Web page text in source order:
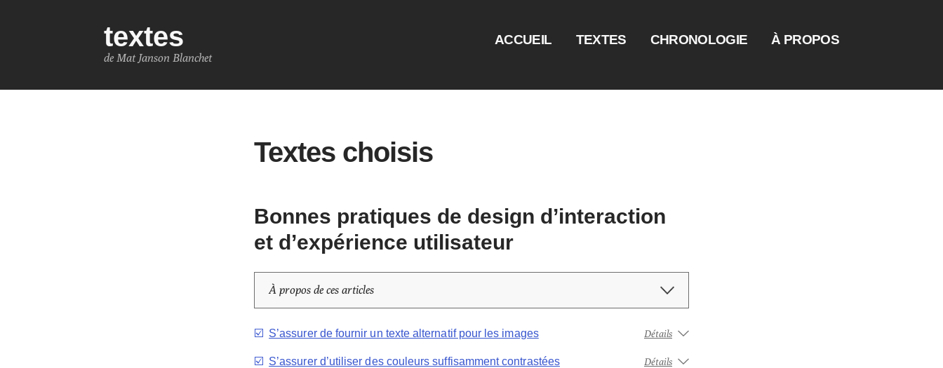
textes
de Mat Janson Blanchet
ACCUEIL TEXTES CHRONOLOGIE À PROPOS
Textes choisis
Bonnes pratiques de design d’interaction
et d’expérience utilisateur
À propos de ces articles
☑️ S’assurer de fournir un texte alternatif pour les images Détails
☑️ S’assurer d’utiliser des couleurs suffisamment contrastées Détails